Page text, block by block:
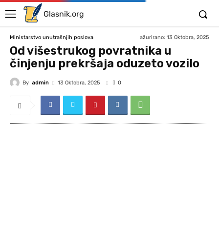
Glasnik.org
Ministarstvo unutrašnjih poslova ažurirano: 13 Oktobra, 2025
Od višestrukog povratnika u
činjenju prekršaja oduzeto vozilo
By admin 13 Oktobra, 2025 0